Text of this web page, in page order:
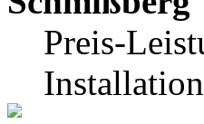
Preis-
Installation